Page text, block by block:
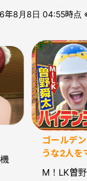
年8月8日 04:55時点
ゴールデ
うな2人を
M！LK曽